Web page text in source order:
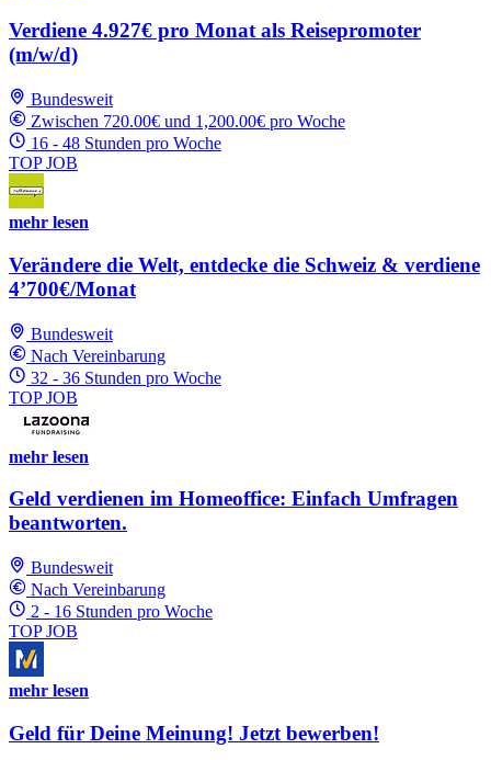
Verdiene 4.927€ pro Monat als Reisepromoter
(m/w/d)
Bundesweit
Zwischen 720.00€ und 1,200.00€ pro Woche
16 - 48 Stunden pro Woche
TOP JOB
mehr lesen
Verändere die Welt, entdecke die Schweiz & verdiene
4’700€/Monat
Bundesweit
Nach Vereinbarung
32 - 36 Stunden pro Woche
TOP JOB
mehr lesen
Geld verdienen im Homeoffice: Einfach Umfragen
beantworten.
Bundesweit
Nach Vereinbarung
2 - 16 Stunden pro Woche
TOP JOB
mehr lesen
Geld für Deine Meinung! Jetzt bewerben!